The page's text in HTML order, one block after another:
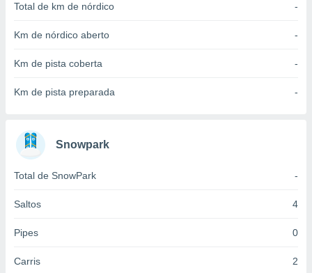
utilizar
medir
da
medir o
fontes,
Total de km de nórdico -
Km de nórdico aberto -
Km de pista coberta -
Km de pista preparada -
Snowpark
Total de SnowPark -
Saltos 4
Pipes 0
Carris 2